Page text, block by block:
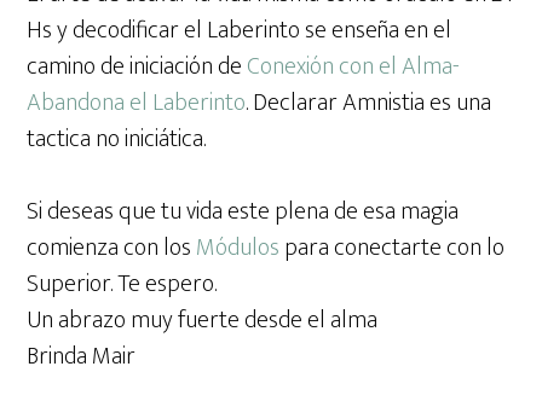
Hs y decodificar el Laberinto se enseña en el
camino de iniciación deConexión con el Alma-
Abandona el Laberinto. Declarar Amnistia es una
tactica no iniciática.
Si deseas que tu vida este plena de esa magia
comienza con losMódulospara conectarte con lo
Superior. Te espero.
Un abrazo muy fuerte desde el alma
Brinda Mair